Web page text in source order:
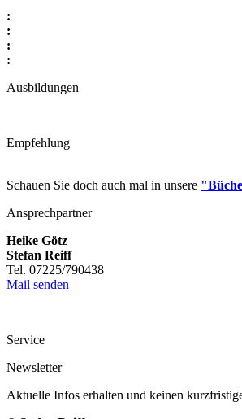
:
:
:
:
Ausbildungen
Empfehlung
Schauen Sie doch auch mal in unsere
Ansprechpartner
Heike Götz
Stefan Reiff
Tel. 07225/790438
Mail senden
Service
Newsletter
Aktuelle Infos erhalten und keinen